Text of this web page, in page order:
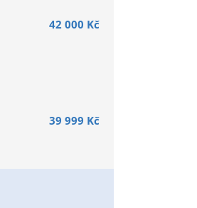
42 000 Kč
39 999 Kč